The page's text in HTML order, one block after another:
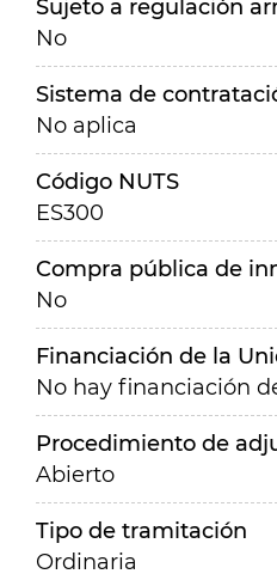
Sujeto a regulación
No
Sistema de
No aplica
Código NUTS
ES300
Compra pública de
No
Financiación de la
No hay financiación
Procedimiento de
Abierto
Tipo de tramitación
Ordinaria